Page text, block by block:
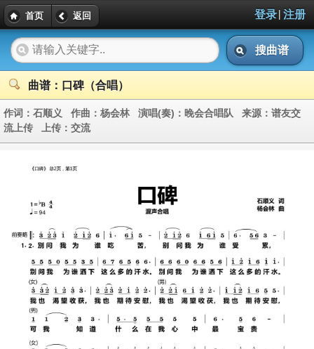
首页 返回 登录| 注册
搜曲谱
曲谱：口碑（合唱）
作词： 石顺义 作曲： 杨会林 演唱(奏)： 晚会合唱队 来源： 谱友交
流上传 上传： 交流